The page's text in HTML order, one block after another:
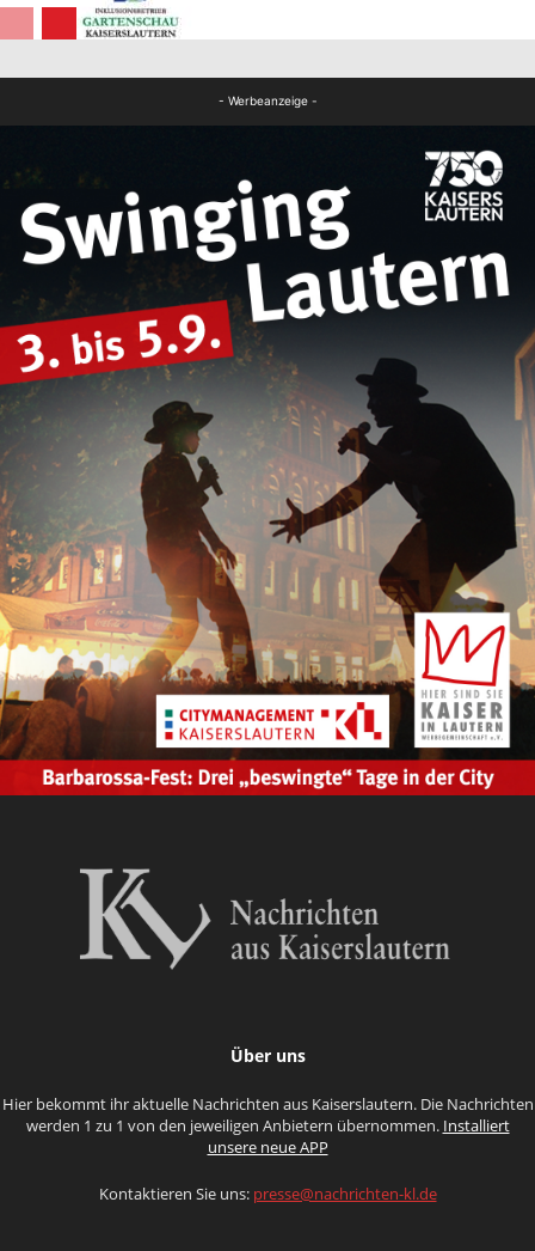
- Werbeanzeige -
Über uns
Hier bekommt ihr aktuelle Nachrichten aus Kaiserslautern. Die Nachrichten
werden 1 zu 1 von den jeweiligen Anbietern übernommen. Installiert
unsere neue APP
Kontaktieren Sie uns: presse@nachrichten-kl.de